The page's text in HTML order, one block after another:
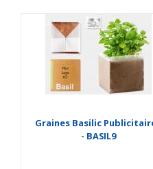
Graines Basilic
- BASIL9